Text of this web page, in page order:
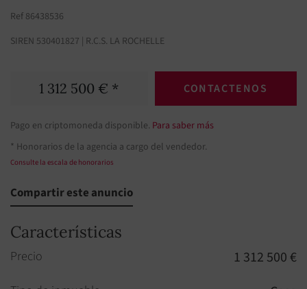
Ref 86438536
SIREN 530401827 | R.C.S. LA ROCHELLE
1 312 500 € * CONTACTENOS
Pago en criptomoneda disponible. Para saber más
* Honorarios de la agencia a cargo del vendedor.
Consulte la escala de honorarios
Compartir este anuncio
Características
Precio 1 312 500 €